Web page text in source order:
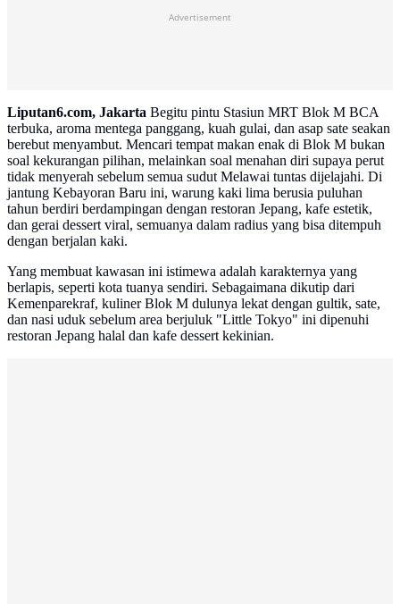
Advertisement
Liputan6.com, Jakarta Begitu pintu Stasiun MRT Blok M BCA
terbuka, aroma mentega panggang, kuah gulai, dan asap sate seakan
berebut menyambut. Mencari tempat makan enak di Blok M bukan
soal kekurangan pilihan, melainkan soal menahan diri supaya perut
tidak menyerah sebelum semua sudut Melawai tuntas dijelajahi. Di
jantung Kebayoran Baru ini, warung kaki lima berusia puluhan
tahun berdiri berdampingan dengan restoran Jepang, kafe estetik,
dan gerai dessert viral, semuanya dalam radius yang bisa ditempuh
dengan berjalan kaki.
Yang membuat kawasan ini istimewa adalah karakternya yang
berlapis, seperti kota tuanya sendiri. Sebagaimana dikutip dari
Kemenparekraf, kuliner Blok M dulunya lekat dengan gultik, sate,
dan nasi uduk sebelum area berjuluk "Little Tokyo" ini dipenuhi
restoran Jepang halal dan kafe dessert kekinian.